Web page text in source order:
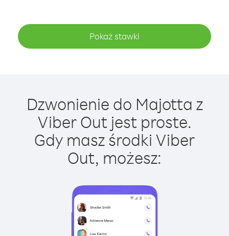
Pokaż stawki
Dzwonienie do Majotta z
Viber Out jest proste.
Gdy masz środki Viber
Out, możesz: